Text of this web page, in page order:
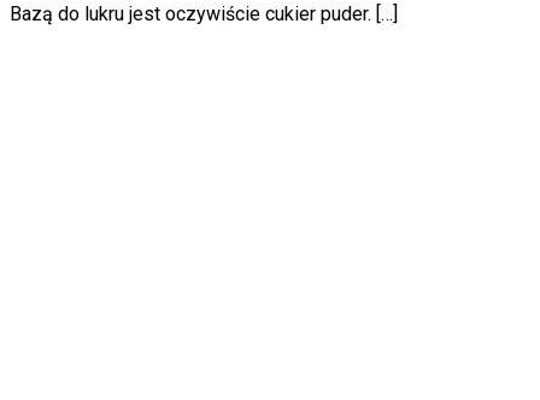
Bazą do lukru jest oczywiście cukier puder. […]